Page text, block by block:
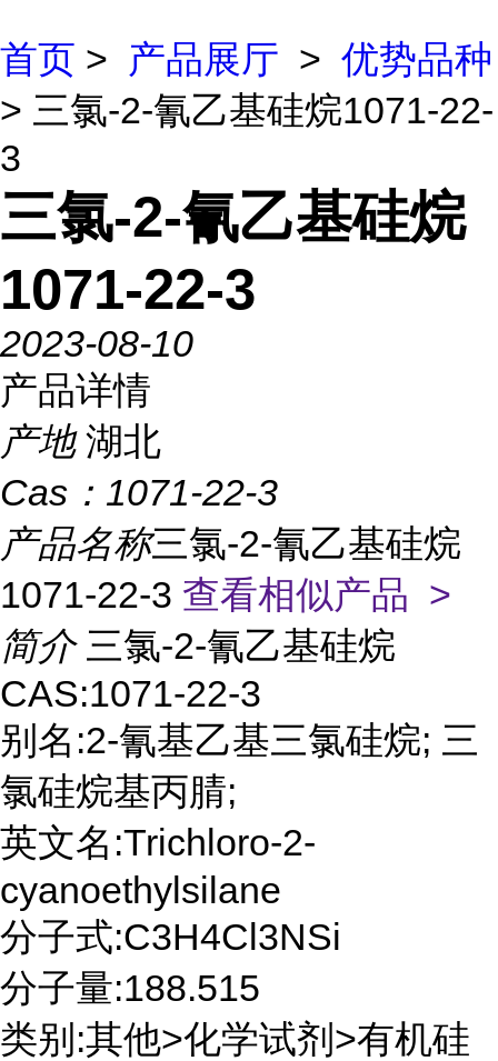
首页 > 产品展厅 > 优势品种
> 三氯-2-氰乙基硅烷1071-22-
3
三氯-2-氰乙基硅烷
1071-22-3
2023-08-10
产品详情
产地 湖北
Cas： 1071-22-3
产品名称三氯-2-氰乙基硅烷
1071-22-3 查看相似产品 >
简介 三氯-2-氰乙基硅烷
CAS:1071-22-3
别名:2-氰基乙基三氯硅烷; 三
氯硅烷基丙腈;
英文名:Trichloro-2-
cyanoethylsilane
分子式:C3H4Cl3NSi
分子量:188.515
类别:其他>化学试剂>有机硅